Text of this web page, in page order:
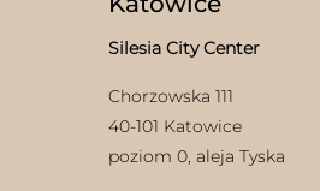
Silesia City Center
Chorzowska 111
40-101 Katowice
poziom 0, aleja Tyska